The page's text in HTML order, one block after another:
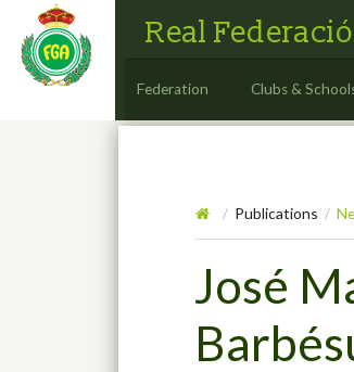
Real
Federation Clubs &
/ Publications /
José